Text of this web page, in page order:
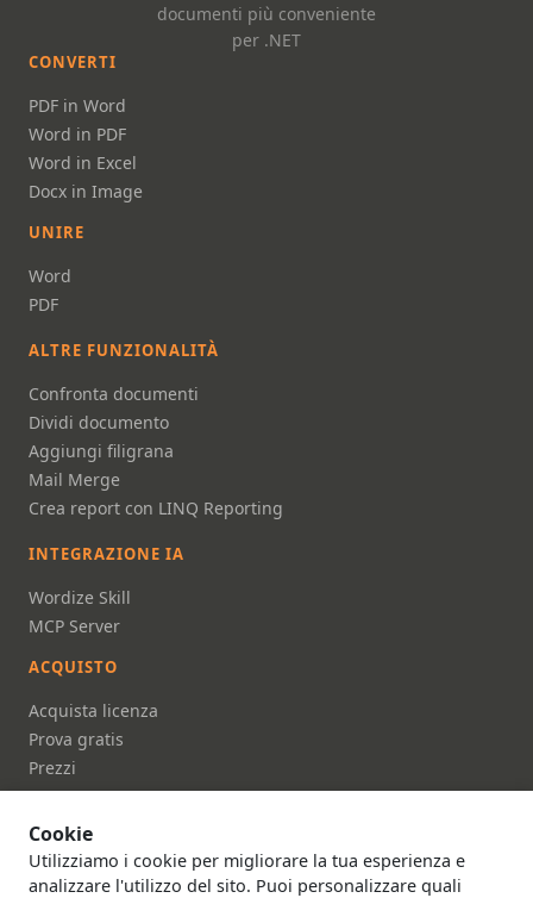
Cookie
Utilizziamo i cookie per migliorare la tua esperienza e
analizzare l'utilizzo del sito. Puoi personalizzare quali
documenti più conveniente
per .NET
CONVERTI
PDF in Word
Word in PDF
Word in Excel
Docx in Image
UNIRE
Word
PDF
ALTRE FUNZIONALITÀ
Confronta documenti
Dividi documento
Aggiungi filigrana
Mail Merge
Crea report con LINQ Reporting
INTEGRAZIONE IA
Wordize Skill
MCP Server
ACQUISTO
Acquista licenza
Prova gratis
Prezzi
FAQ
DOCUMENTAZIONE
Documentazione